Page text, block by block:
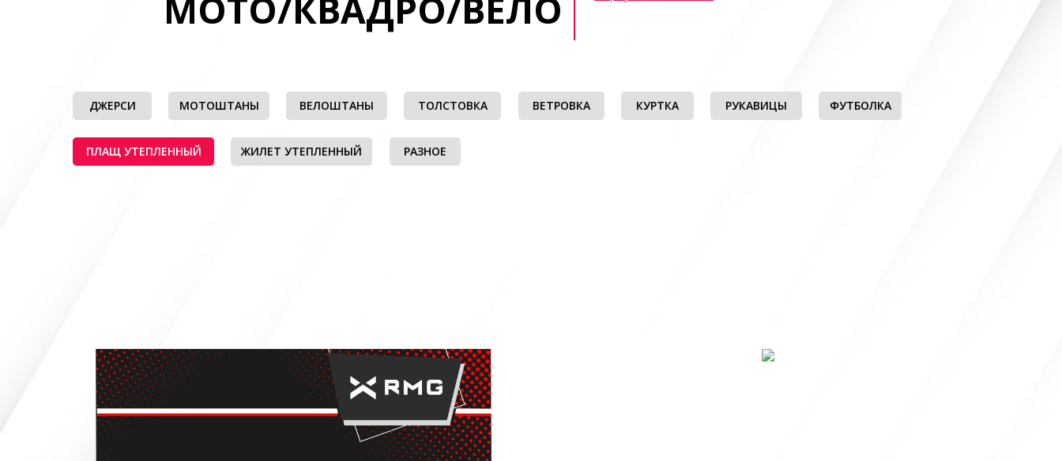
ДЖЕРСИ МОТОШТАНЫ ВЕЛОШТАНЫ ТОЛСТОВКА ВЕТРОВКА КУРТКА РУКАВИЦЫ ФУТБОЛКА
ПЛАЩ УТЕПЛЕННЫЙ ЖИЛЕТ УТЕПЛЕННЫЙ РАЗНОЕ